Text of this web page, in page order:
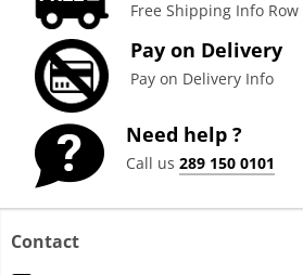
Free Shipping Info Row
Pay on Delivery
Pay on Delivery Info
Need help ?
Call us289 150 0101
Contact